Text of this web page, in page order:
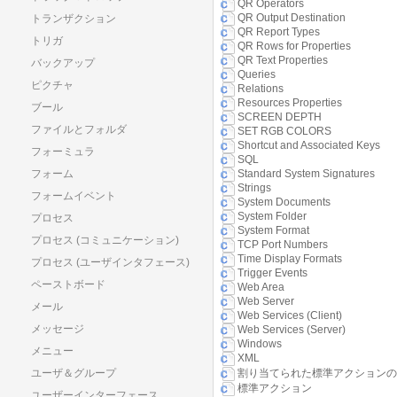
トランザクション
トリガ
バックアップ
ピクチャ
ブール
ファイルとフォルダ
フォーミュラ
フォーム
フォームイベント
プロセス
プロセス (コミュニケーション)
プロセス (ユーザインタフェース)
ペーストボード
メール
メッセージ
メニュー
ユーザ＆グループ
QR Operators
QR Output Destination
QR Report Types
QR Rows for Properties
QR Text Properties
Queries
Relations
Resources Properties
SCREEN DEPTH
SET RGB COLORS
Shortcut and Associated Keys
SQL
Standard System Signatures
Strings
System Documents
System Folder
System Format
TCP Port Numbers
Time Display Formats
Trigger Events
Web Area
Web Server
Web Services (Client)
Web Services (Server)
Windows
XML
割り当てられた標準アクション
標準アクション